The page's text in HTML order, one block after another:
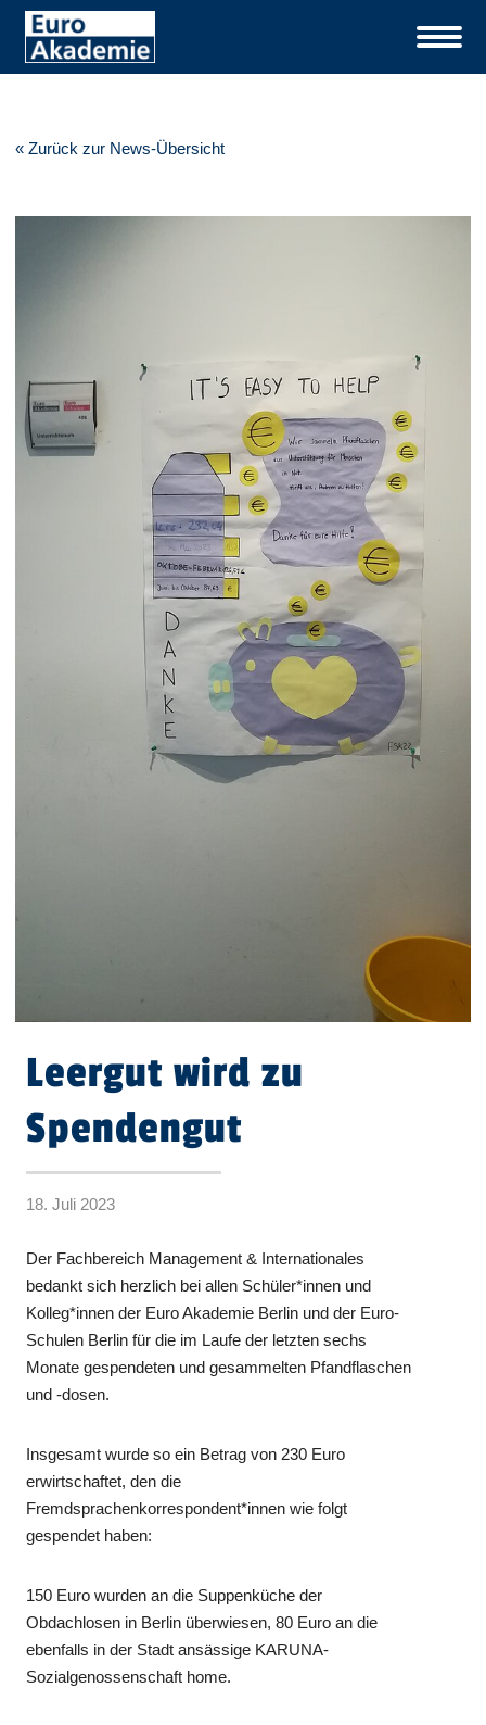
« Zurück zur News-Übersicht
Leergut wird zu
Spendengut
18. Juli 2023
Der Fachbereich Management & Internationales
bedankt sich herzlich bei allen Schüler*innen und
Kolleg*innen der Euro Akademie Berlin und der Euro-
Schulen Berlin für die im Laufe der letzten sechs
Monate gespendeten und gesammelten Pfandflaschen
und -dosen.
Insgesamt wurde so ein Betrag von 230 Euro
erwirtschaftet, den die
Fremdsprachenkorrespondent*innen wie folgt
gespendet haben:
150 Euro wurden an die Suppenküche der
Obdachlosen in Berlin überwiesen, 80 Euro an die
ebenfalls in der Stadt ansässige KARUNA-
Sozialgenossenschaft home.